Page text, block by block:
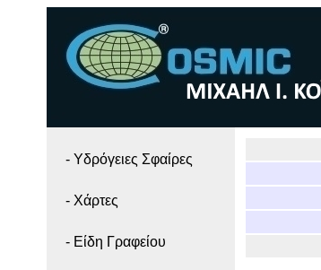
- Yδρόγειες Σφαίρες
- Χάρτες
- Είδη Γραφείου